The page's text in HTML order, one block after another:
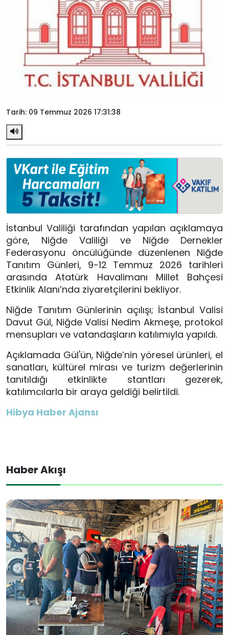
Tarih: 09 Temmuz 2026 17:31:38
İstanbul Valiliği tarafından yapılan açıklamaya
göre, Niğde Valiliği ve Niğde Dernekler
Federasyonu öncülüğünde düzenlenen Niğde
Tanıtım Günleri, 9-12 Temmuz 2026 tarihleri
arasında Atatürk Havalimanı Millet Bahçesi
Etkinlik Alanı’nda ziyaretçilerini bekliyor.
Niğde Tanıtım Günlerinin açılışı; İstanbul Valisi
Davut Gül, Niğde Valisi Nedim Akmeşe, protokol
mensupları ve vatandaşların katılımıyla yapıldı.
Açıklamada Gül'ün, Niğde’nin yöresel ürünleri, el
sanatları, kültürel mirası ve turizm değerlerinin
tanıtıldığı etkinlikte stantları gezerek,
katılımcılarla bir araya geldiği belirtildi.
Hibya Haber Ajansı
Haber Akışı